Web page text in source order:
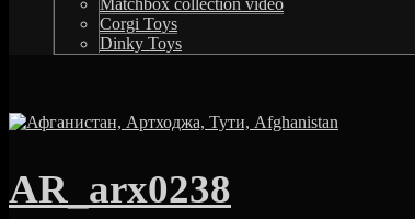
Corgi Toys
Dinky Toys
AR_arx0238